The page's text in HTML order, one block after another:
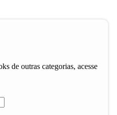
de outras categorias, acesse